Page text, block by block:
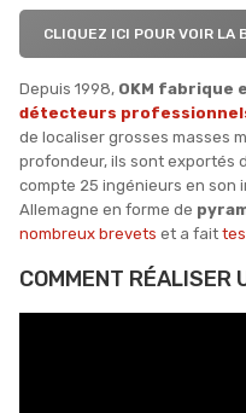
CLIQUEZ ICI POUR VOIR LA
Depuis 1998, OKM fabrique
détecteurs
de localiser grosses masses
profondeur, ils sont exportés
compte 25 ingénieurs en son
Allemagne en forme de
nombreux brevets et a fait
COMMENT RÉALISER